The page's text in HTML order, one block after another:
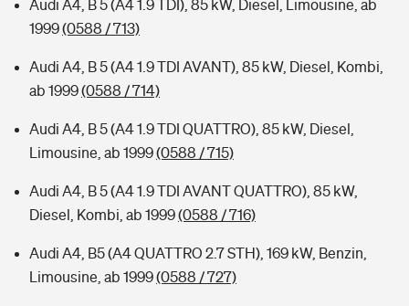
Audi A4, B 5 (A4 1.9 TDI), 85 kW, Diesel, Limousine, ab
1999(0588 / 713)
Audi A4, B 5 (A4 1.9 TDI AVANT), 85 kW, Diesel, Kombi,
ab 1999(0588 / 714)
Audi A4, B 5 (A4 1.9 TDI QUATTRO), 85 kW, Diesel,
Limousine, ab 1999(0588 / 715)
Audi A4, B 5 (A4 1.9 TDI AVANT QUATTRO), 85 kW,
Diesel, Kombi, ab 1999(0588 / 716)
Audi A4, B5 (A4 QUATTRO 2.7 STH), 169 kW, Benzin,
Limousine, ab 1999(0588 / 727)